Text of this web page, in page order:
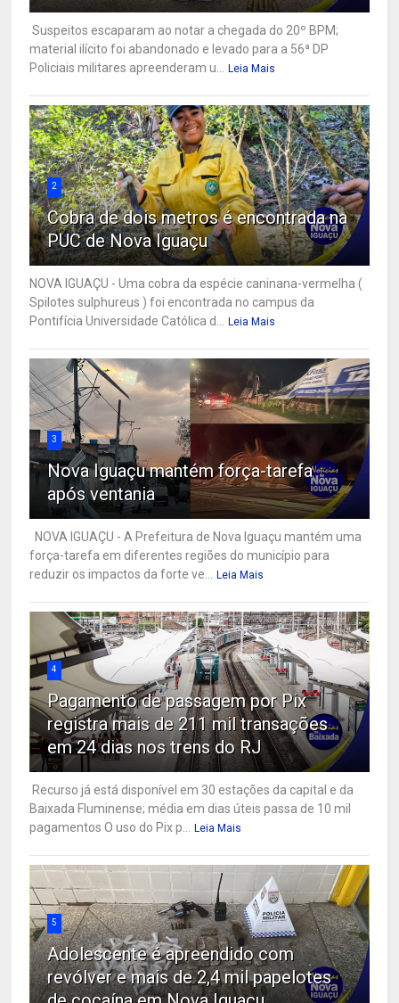
Suspeitos escaparam ao notar a chegada do 20º BPM;
material ilícito foi abandonado e levado para a 56ª DP
Policiais militares apreenderam u... Leia Mais
2
Cobra de dois metros é encontrada na
PUC de Nova Iguaçu
NOVA IGUAÇU - Uma cobra da espécie caninana-vermelha (
Spilotes sulphureus ) foi encontrada no campus da
Pontifícia Universidade Católica d... Leia Mais
3
Nova Iguaçu mantém força-tarefa
após ventania
NOVA IGUAÇU - A Prefeitura de Nova Iguaçu mantém uma
força-tarefa em diferentes regiões do município para
reduzir os impactos da forte ve... Leia Mais
4
Pagamento de passagem por Pix
registra mais de 211 mil transações
em 24 dias nos trens do RJ
Recurso já está disponível em 30 estações da capital e da
Baixada Fluminense; média em dias úteis passa de 10 mil
pagamentos O uso do Pix p... Leia Mais
5
Adolescente é apreendido com
revólver e mais de 2,4 mil papelotes